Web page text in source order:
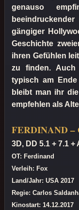
genauso
gängiger
Geschichte
ihren Gefühlen
zu finden. Auch
typisch am
bleibt man ihr
empfehlen als
FERDINAND
3D, DD 5.1 + 7.1 +
OT: Ferdinand
Verleih: Fox
Land/Jahr: USA 2017
Regie: Carlos
Kinostart: 14.12.2017